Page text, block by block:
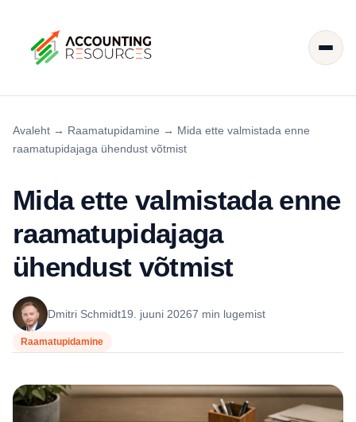
Avaleht → Raamatupidamine → Mida ette valmistada enne
raamatupidajaga ühendust võtmist
Mida ette valmistada enne
raamatupidajaga
ühendust võtmist
Dmitri Schmidt19. juuni 20267 min lugemist
Raamatupidamine